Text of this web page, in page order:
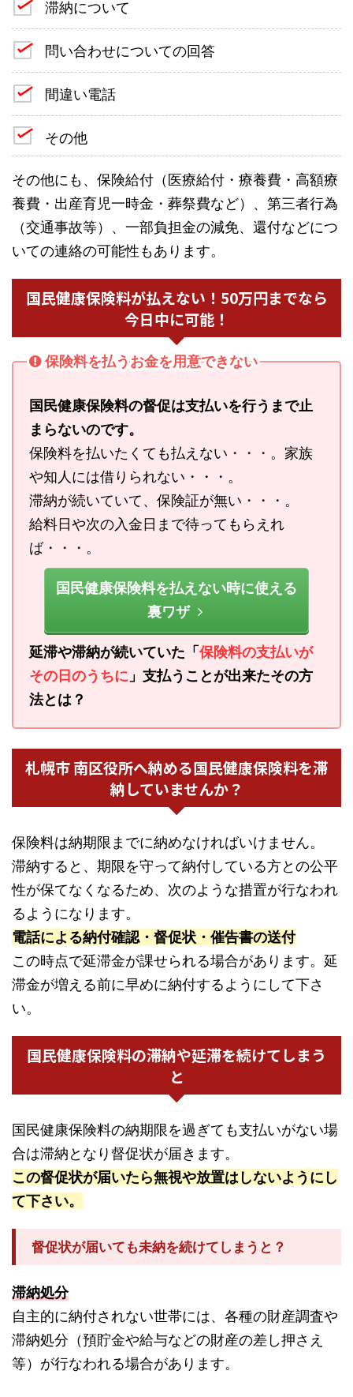
滞納について
問い合わせについての回答
間違い電話
その他
その他にも、保険給付（医療給付・療養費・高額療
養費・出産育児一時金・葬祭費など）、第三者行為
（交通事故等）、一部負担金の減免、還付などにつ
いての連絡の可能性もあります。
国民健康保険料が払えない！50万円までなら
今日中に可能！
保険料を払うお金を用意できない
国民健康保険料の督促は支払いを行うまで止
まらないのです。
保険料を払いたくても払えない・・・。家族
や知人には借りられない・・・。
滞納が続いていて、保険証が無い・・・。
給料日や次の入金日まで待ってもらえれ
ば・・・。
国民健康保険料を払えない時に使える
裏ワザ
延滞や滞納が続いていた「保険料の支払いが
その日のうちに 」支払うことが出来たその方
法とは？
札幌市 南区役所へ納める国民健康保険料を滞
納していませんか？
保険料は納期限までに納めなければいけません。
滞納すると、期限を守って納付している方との公平
性が保てなくなるため、次のような措置が行なわれ
るようになります。
電話による納付確認・督促状・催告書の送付
この時点で延滞金が課せられる場合があります。延
滞金が増える前に早めに納付するようにして下さ
い。
国民健康保険料の滞納や延滞を続けてしまう
と
国民健康保険料の納期限を過ぎても支払いがない場
合は滞納となり督促状が届きます。
この督促状が届いたら無視や放置はしないようにし
て下さい。
督促状が届いても未納を続けてしまうと？
滞納処分
自主的に納付されない世帯には、各種の財産調査や
滞納処分（預貯金や給与などの財産の差し押さえ
等）が行なわれる場合があります。